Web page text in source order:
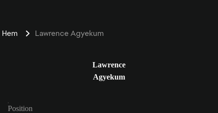
Hem Lawrence Agyekum
Lawrence
Agyekum
Position